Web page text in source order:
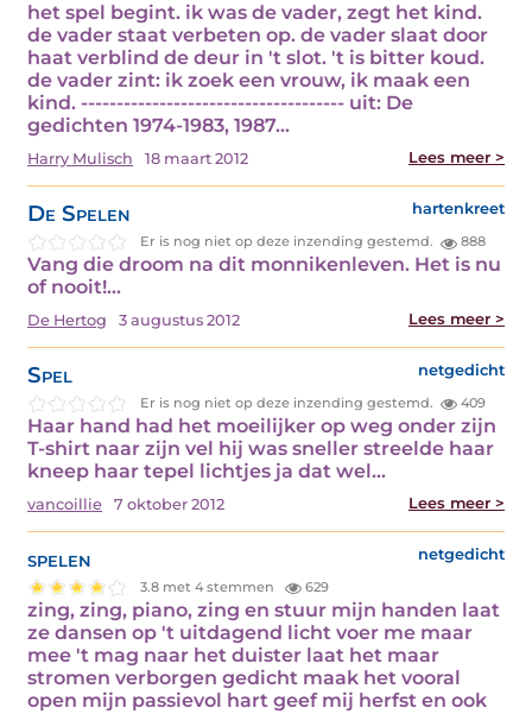
het spel begint. ik was de vader, zegt het kind.
de vader staat verbeten op. de vader slaat door
haat verblind de deur in 't slot. 't is bitter koud.
de vader zint: ik zoek een vrouw, ik maak een
kind. ------------------------------------- uit: De
gedichten 1974-1983, 1987…
Harry Mulisch 18 maart 2012 Lees meer >
De Spelen hartenkreet
Er is nog niet op deze inzending gestemd. 888
Vang die droom na dit monnikenleven. Het is nu
of nooit!…
De Hertog 3 augustus 2012 Lees meer >
Spel netgedicht
Er is nog niet op deze inzending gestemd. 409
Haar hand had het moeilijker op weg onder zijn
T-shirt naar zijn vel hij was sneller streelde haar
kneep haar tepel lichtjes ja dat wel…
vancoillie 7 oktober 2012 Lees meer >
spelen netgedicht
3.8 met 4 stemmen 629
zing, zing, piano, zing en stuur mijn handen laat
ze dansen op 't uitdagend licht voer me maar
mee 't mag naar het duister laat het maar
stromen verborgen gedicht maak het vooral
open mijn passievol hart geef mij herfst en ook